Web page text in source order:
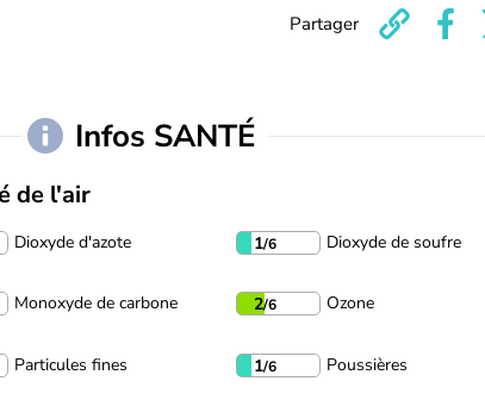
Partager
Infos SANTÉ
de l'air
Dioxyde d'azote 1/6 Dioxyde de soufre
Monoxyde de carbone 2/6 Ozone
Particules fines 1/6 Poussières